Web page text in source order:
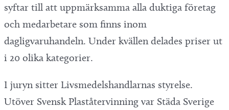
syftar till att uppmärksamma alla duktiga företag
och medarbetare som finns inom
dagligvaruhandeln. Under kvällen delades priser ut
i 20 olika kategorier.
I juryn sitter Livsmedelshandlarnas styrelse.
Utöver Svensk Plaståtervinning var Städa Sverige